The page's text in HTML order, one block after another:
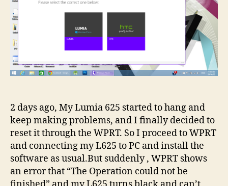
2 days ago, My Lumia 625 started to hang and
keep making problems, and I finally decided to
reset it through the WPRT. So I proceed to WPRT
and connecting my L625 to PC and install the
software as usual.But suddenly , WPRT shows
an error that “The Operation could not be